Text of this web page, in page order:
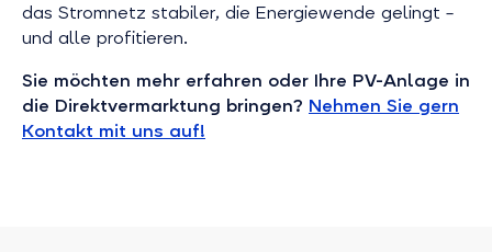
das Stromnetz stabiler, die Energiewende gelingt –
und alle profitieren.
Sie möchten mehr erfahren oder Ihre PV-Anlage in
die Direktvermarktung bringen? Nehmen Sie gern
Kontakt mit uns auf!